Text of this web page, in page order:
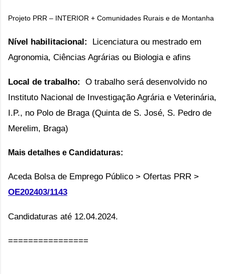
Projeto PRR – INTERIOR + Comunidades Rurais e de Montanha
Nível habilitacional: Licenciatura ou mestrado em
Agronomia, Ciências Agrárias ou Biologia e afins
Local de trabalho: O trabalho será desenvolvido no
Instituto Nacional de Investigação Agrária e Veterinária,
I.P., no Polo de Braga (Quinta de S. José, S. Pedro de
Merelim, Braga)
Mais detalhes e Candidaturas:
OE202403/1143
Candidaturas até 12.04.2024.
================